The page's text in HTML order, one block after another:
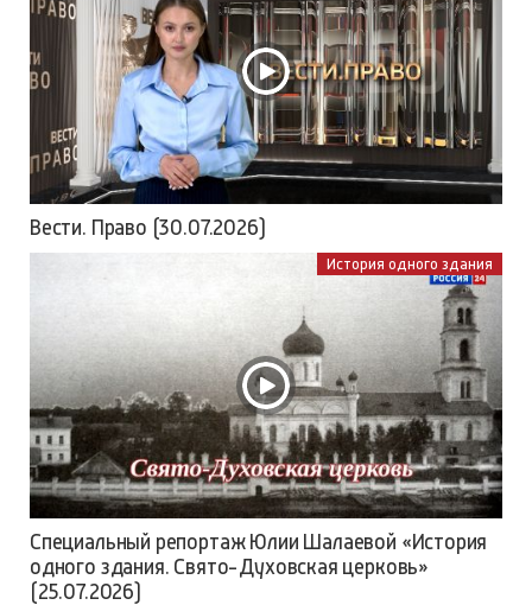
Вести. Право (30.07.2026)
История одного здания
Специальный репортаж Юлии Шалаевой «История
одного здания. Свято-Духовская церковь»
(25.07.2026)